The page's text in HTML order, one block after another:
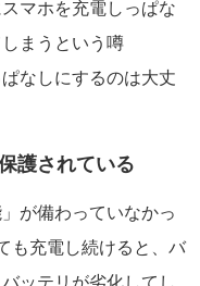
マホを充電しっぱな
まうという噂
なしにするのは大丈
護されている
が備わっていなかっ
も充電し続けると、バ
ッテリが劣化してし